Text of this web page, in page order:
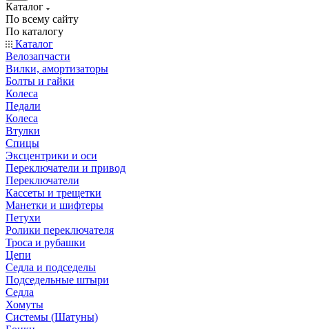
Каталог
По всему сайту
По каталогу
Каталог
Велозапчасти
Вилки, амортизаторы
Болты и гайки
Колеса
Педали
Колеса
Втулки
Спицы
Эксцентрики и оси
Переключатели и привод
Переключатели
Кассеты и трещетки
Манетки и шифтеры
Петухи
Ролики переключателя
Троса и рубашки
Цепи
Седла и подседелы
Подседельные штыри
Седла
Хомуты
Системы (Шатуны)